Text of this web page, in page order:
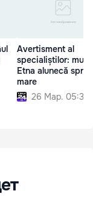
Avertisment al
specialiștilor:
Etna alunecă spre
mare
26 Мар. 05:30